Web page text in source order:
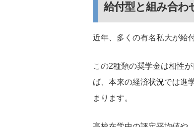
給付型と組み合わ
近年、多くの有名私大が給
この2種類の奨学金は相性
ば、本来の経済状況では進
まります。